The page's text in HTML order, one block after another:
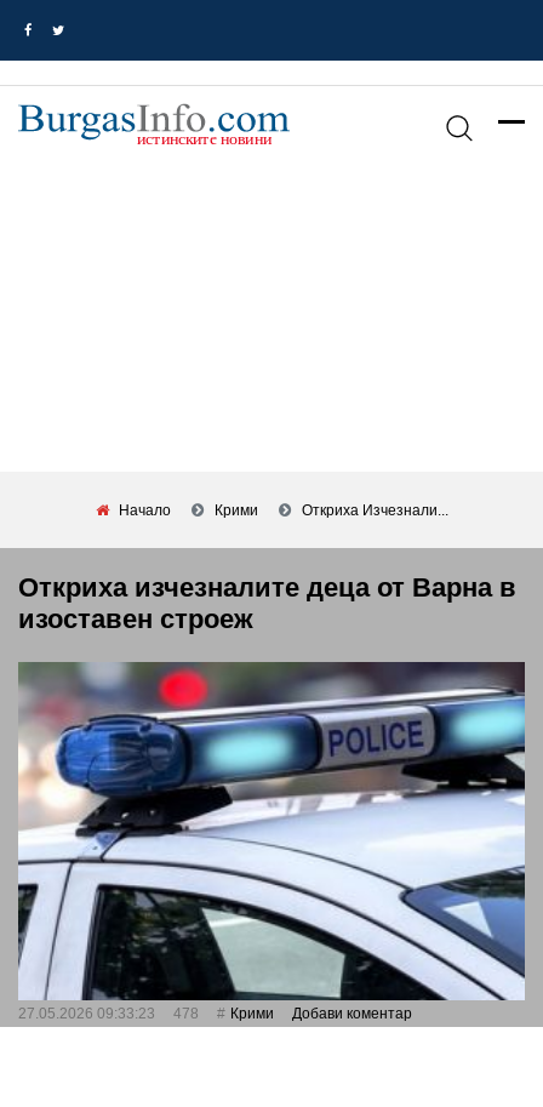
Начало Крими Откриха Изчезнали...
Откриха изчезналите деца от Варна в
изоставен строеж
27.05.2026 09:33:23 478 Крими Добави коментар